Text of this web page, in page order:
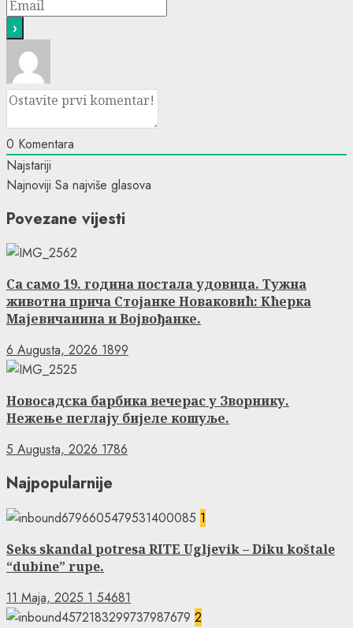
0 Komentara
Najstariji
Najnoviji Sa najviše glasova
Povezane vijesti
Са само 19. година постала удовица. Тужна
животна прича Стојанке Новаковић: Кћерка
Мајевичанина и Војвођанке.
6 Augusta, 2026 1899
Новосадска барбика вечерас у Зворнику.
Нежење пеглају бијеле кошуље.
5 Augusta, 2026 1786
Najpopularnije
1
Seks skandal potresa RITE Ugljevik – Diku koštale
“dubine” rupe.
11 Maja, 2025 1 54681
2